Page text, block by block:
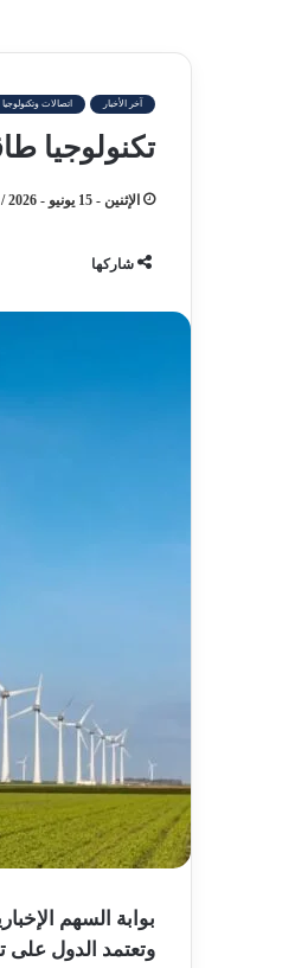
آخر الأخبار اتصالات وتكنولوجيا
تكنولوجيا
الإثنين - 15 يونيو - 2026 / 1:06 مساءً
شاركها
بوابة السهم
وتعتمد الدول على